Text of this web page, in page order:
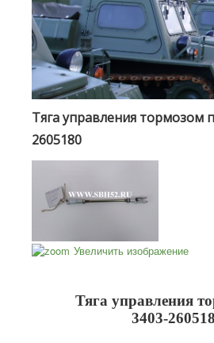
Тяга управления тормозом
2605180
Увеличить изображение
Тяга управления
3403-